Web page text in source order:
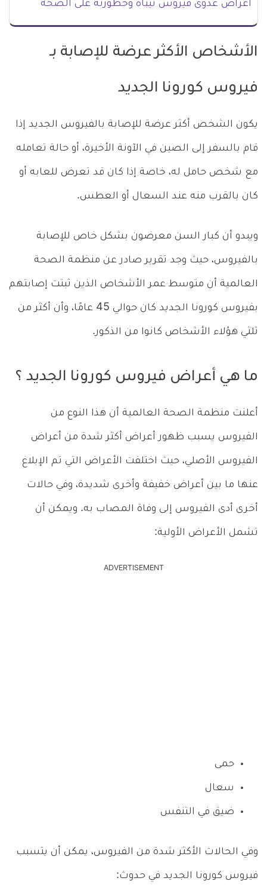
اعراض عدوى فيروس نيباه وخطورته على الصحة
الأشخاص الأكثر عرضة للإصابة بـ
فيروس كورونا الجديد
يكون الشخص أكثر عرضة للإصابة بالفيروس الجديد إذا
قام بالسفر إلى الصين في الآونة الأخيرة، أو حالة تعامله
مع شخص حامل له، خاصة إذا كان قد تعرض للعابه أو
كان بالقرب منه عند السعال أو العطس.
ويبدو أن كبار السن معرضون بشكل خاص للإصابة
بالفيروس، حيث وجد تقرير صادر عن منظمة الصحة
العالمية أن متوسط ​​عمر الأشخاص الذين ثبتت إصابتهم
بفيروس كورونا الجديد كان حوالي 45 عامًا، وأن أكثر من
ثلثي هؤلاء الأشخاص كانوا من الذكور.
ما هي أعراض فيروس كورونا الجديد ؟
أعلنت منظمة الصحة العالمية أن هذا النوع من
الفيروس يسبب ظهور أعراض أكثر شدة من أعراض
الفيروس الأصلي، حيث اختلفت الأعراض التي تم الإبلاغ
عنها ما بين أعراض خفيفة وأخرى شديدة، وفي حالات
أخرى أدى الفيروس إلى وفاة المصاب به. ويمكن أن
تشمل الأعراض الأولية:
ADVERTISEMENT
حمى
سعال
ضيق في التنفس
وفي الحالات الأكثر شدة من الفيروس، يمكن أن يتسبب
فيروس كورونا الجديد في حدوث: